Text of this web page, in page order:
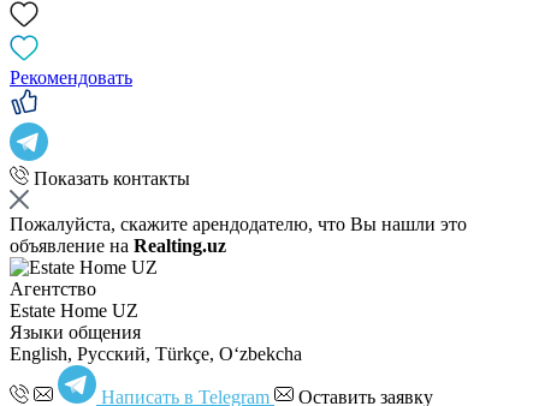
Рекомендовать
Показать контакты
Пожалуйста, скажите арендодателю, что Вы нашли это
объявление на Realting.uz
Агентство
Estate Home UZ
Языки общения
English, Русский, Türkçe, Oʻzbekcha
Написать в Telegram Оставить заявку